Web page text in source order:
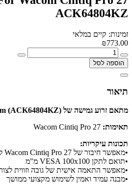
ACK64804KZ
זמינות: קיים במלאי
₪773.00
הוספה לסל
תיאור
מתאם זרוע גמישה של Wacom (ACK64804KZ)
תאימות:
תכונות עיקריות:
•מאפשר חיבור של Wacom Cintiq Pro 27 לזרוע הגמישה של Wacom
•תואם לתקן VESA 100x100 מ"מ
•מאפשר התאמה אישית של גובה וזווית
•מבנה עמיד ואמין לשימוש מקצועי ממושך